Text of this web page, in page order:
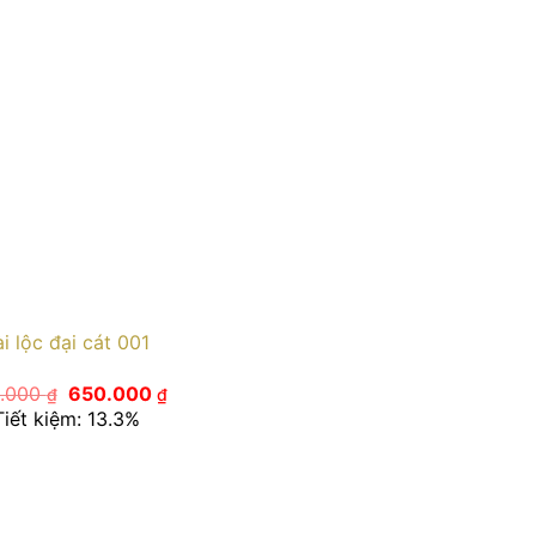
lộc đại cát 001
₫ Giá
gốc
là:
650.000₫Giá
kiệm: 13.3%